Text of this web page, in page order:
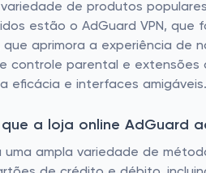
de produtos
estão o AdGuard VPN,
aprimora a experiência de
controle parental e
eficácia e interfaces amigáveis.
a loja online AdGuard
uma ampla variedade de